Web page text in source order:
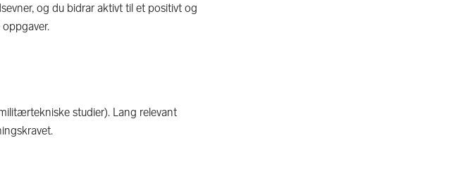
og du bidrar aktivt til et positivt og
studier). Lang relevant